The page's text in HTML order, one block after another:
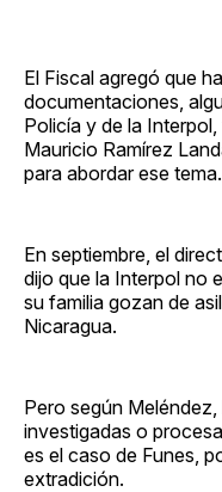
El Fiscal agregó que
documentaciones,
Policía y de la
Mauricio Ramírez
para abordar ese tema.
En septiembre, el
dijo que la Interpol no
su familia gozan de
Nicaragua.
Pero según
investigadas o
es el caso de Funes,
extradición.